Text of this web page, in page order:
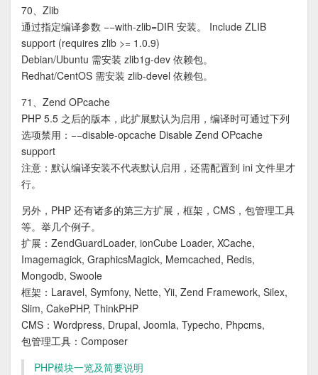
70、Zlib
通过指定编译参数 −−with-zlib=DIR 安装。 Include ZLIB
support (requires zlib >= 1.0.9)
Debian/Ubuntu 需安装 zlib1g-dev 依赖包。
Redhat/CentOS 需安装 zlib-devel 依赖包。
71、Zend OPcache
PHP 5.5 之后的版本，此扩展默认为启用，编译时可通过下列
选项禁用：−−disable-opcache Disable Zend OPcache
support
注意：默认编译安装不代表默认启用，还需配置到 ini 文件里才
行。
另外，PHP 还有诸多的第三方扩展，框架，CMS，包管理工具
等。举几个例子。
扩展：ZendGuardLoader, ionCube Loader, XCache,
Imagemagick, GraphicsMagick, Memcached, Redis,
Mongodb, Swoole
框架：Laravel, Symfony, Nette, Yii, Zend Framework, Silex,
Slim, CakePHP, ThinkPHP
CMS：Wordpress, Drupal, Joomla, Typecho, Phpcms,
包管理工具：Composer
PHP模块一览及简要说明